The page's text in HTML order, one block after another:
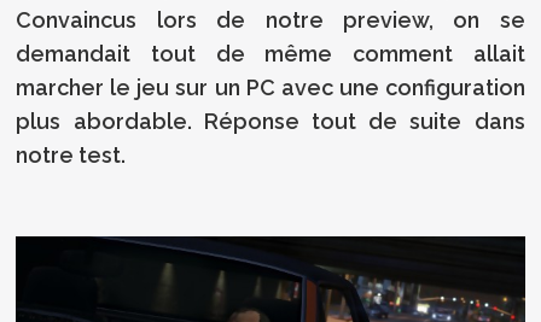
Convaincus lors de notre preview, on se
demandait tout de même comment allait
marcher le jeu sur un PC avec une configuration
plus abordable. Réponse tout de suite dans
notre test.